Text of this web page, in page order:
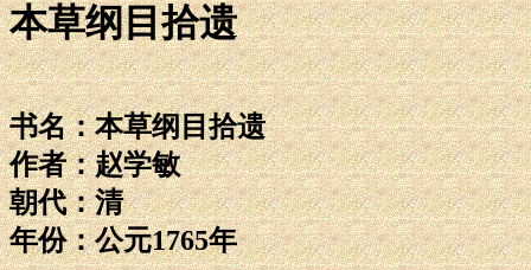
本草纲目拾遗
书名：本草纲目拾遗
作者：赵学敏
朝代：清
年份：公元1765年